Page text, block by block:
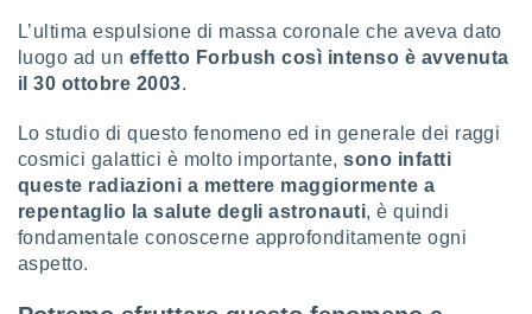
degli
il
o la
di
e
L’ultima espulsione di massa coronale che aveva dato
luogo ad un effetto Forbush così intenso è avvenuta
il 30 ottobre 2003.
Lo studio di questo fenomeno ed in generale dei raggi
cosmici galattici è molto importante,sono infatti
queste radiazioni a mettere maggiormente a
repentaglio la salute degli astronauti, è quindi
fondamentale conoscerne approfonditamente ogni
aspetto.